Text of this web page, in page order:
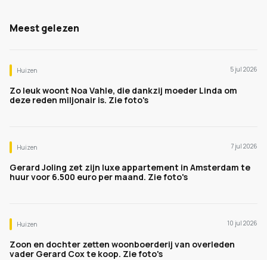
Meest gelezen
Huizen 5 jul 2026
Zo leuk woont Noa Vahle, die dankzij moeder Linda om
deze reden miljonair is. Zie foto's
Huizen 7 jul 2026
Gerard Joling zet zijn luxe appartement in Amsterdam te
huur voor 6.500 euro per maand. Zie foto's
Huizen 10 jul 2026
Zoon en dochter zetten woonboerderij van overleden
vader Gerard Cox te koop. Zie foto's